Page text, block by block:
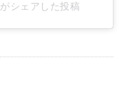
シェアした投稿